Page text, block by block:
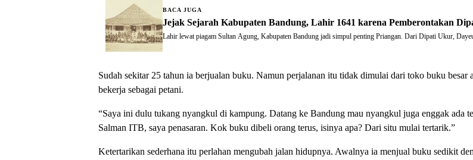
BACA JUGA
Jejak Sejarah Kabupaten Bandung, Lahir 1641 karena Pemberontakan
Lahir lewat piagam Sultan Agung, Kabupaten Bandung jadi simpul penting Priangan. Dari Dipati Ukur,
Sudah sekitar 25 tahun ia berjualan buku. Namun perjalanan itu tidak dimulai dari toko buku
bekerja sebagai petani.
“Saya ini dulu tukang nyangkul di kampung. Datang ke Bandung mau nyangkul juga enggak ada
Salman ITB, saya penasaran. Kok buku dibeli orang terus, isinya apa? Dari situ mulai tertarik.”
Ketertarikan sederhana itu perlahan mengubah jalan hidupnya. Awalnya ia menjual buku sedikit